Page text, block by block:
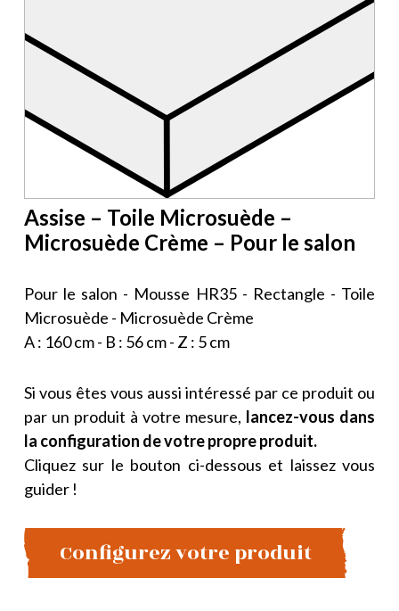
Assise – Toile Microsuède –
Microsuède Crème – Pour le salon
Pour le salon - Mousse HR35 - Rectangle - Toile
Microsuède - Microsuède Crème
A : 160 cm - B : 56 cm - Z : 5 cm
Si vous êtes vous aussi intéressé par ce produit ou
par un produit à votre mesure, lancez-vous dans
la configuration de votre propre produit.
Cliquez sur le bouton ci-dessous et laissez vous
guider !
Configurez votre produit